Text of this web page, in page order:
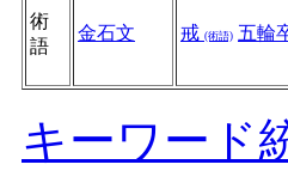
術
語
金石文 戒 (術語) 五輪
キーワード